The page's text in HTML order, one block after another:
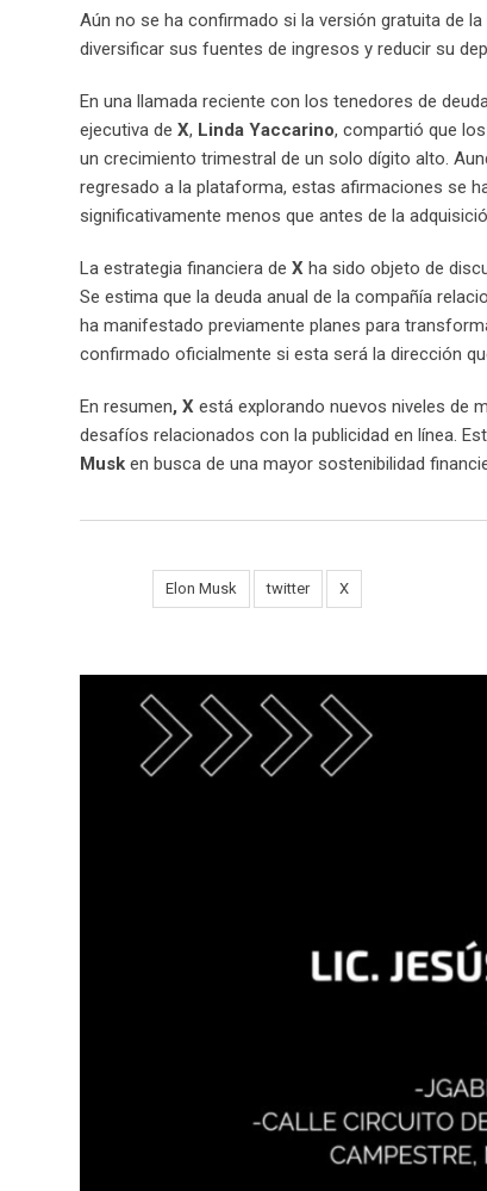
Aún no se ha confirmado si la versión gratuita de
diversificar sus fuentes de ingresos y reducir su
En una llamada reciente con los tenedores de
ejecutiva de X, Linda Yaccarino, compartió que
un crecimiento trimestral de un solo dígito alto.
regresado a la plataforma, estas afirmaciones se
significativamente menos que antes de la
La estrategia financiera de X ha sido objeto de
Se estima que la deuda anual de la compañía
ha manifestado previamente planes para
confirmado oficialmente si esta será la dirección
En resumen, X está explorando nuevos niveles de
desafíos relacionados con la publicidad en línea.
Musk en busca de una mayor sostenibilidad
Elon Musk twitter X